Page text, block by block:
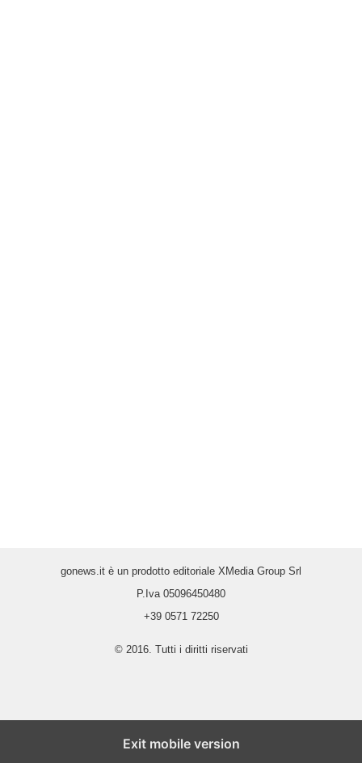
gonews.it è un prodotto editoriale XMedia Group Srl
P.Iva 05096450480
+39 0571 72250
© 2016. Tutti i diritti riservati
Exit mobile version